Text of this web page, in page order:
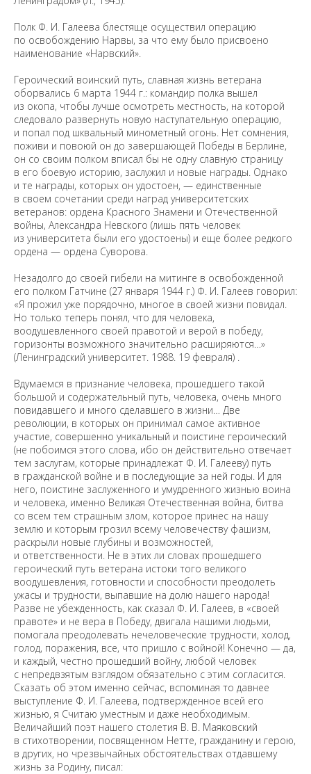
Полк Ф. И. Галеева блестяще осуществил операцию
по освобождению Нарвы, за что ему было присвоено
наименование «Нарвский».
Героический воинский путь, славная жизнь ветерана
оборвались 6 марта 1944 г.: командир полка вышел
из окопа, чтобы лучше осмотреть местность, на которой
следовало развернуть новую наступательную операцию,
и попал под шквальный минометный огонь. Нет сомнения,
поживи и повоюй он до завершающей Победы в Берлине,
он со своим полком вписал бы не одну славную страницу
в его боевую историю, заслужил и новые награды. Однако
и те награды, которых он удостоен, — единственные
в своем сочетании среди наград университетских
ветеранов: ордена Красного Знамени и Отечественной
войны, Александра Невского (лишь пять человек
из университета были его удостоены) и еще более редкого
ордена — ордена Суворова.
Незадолго до своей гибели на митинге в освобожденной
его полком Гатчине (27 января 1944 г.) Ф. И. Галеев говорил:
«Я прожил уже порядочно, многое в своей жизни повидал.
Но только теперь понял, что для человека,
воодушевленного своей правотой и верой в победу,
горизонты возможного значительно расширяются…»
(Ленинградский университет. 1988. 19 февраля) .
Вдумаемся в признание человека, прошедшего такой
большой и содержательный путь, человека, очень много
повидавшего и много сделавшего в жизни… Две
революции, в которых он принимал самое активное
участие, совершенно уникальный и поистине героический
(не побоимся этого слова, ибо он действительно отвечает
тем заслугам, которые принадлежат Ф. И. Галееву) путь
в гражданской войне и в последующие за ней годы. И для
него, поистине заслуженного и умудренного жизнью воина
и человека, именно Великая Отечественная война, битва
со всем тем страшным злом, которое принес на нашу
землю и которым грозил всему человечеству фашизм,
раскрыли новые глубины и возможностей,
и ответственности. Не в этих ли словах прошедшего
героический путь ветерана истоки того великого
воодушевления, готовности и способности преодолеть
ужасы и трудности, выпавшие на долю нашего народа!
Разве не убежденность, как сказал Ф. И. Галеев, в «своей
правоте» и не вера в Победу, двигала нашими людьми,
помогала преодолевать нечеловеческие трудности, холод,
голод, поражения, все, что пришло с войной! Конечно — да,
и каждый, честно прошедший войну, любой человек
с непредвзятым взглядом обязательно с этим согласится.
Сказать об этом именно сейчас, вспоминая то давнее
выступление Ф. И. Галеева, подтвержденное всей его
жизнью, я Считаю уместным и даже необходимым.
Величайший поэт нашего столетия В. В. Маяковский
в стихотворении, посвященном Нетте, гражданину и герою,
в других, но чрезвычайных обстоятельствах отдавшему
жизнь за Родину, писал: